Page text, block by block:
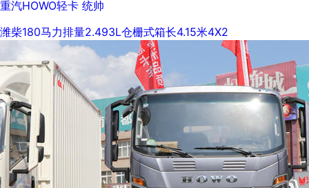
重汽HOWO轻卡 统帅
潍柴180马力排量2.493L仓栅式箱长4.15米4X2